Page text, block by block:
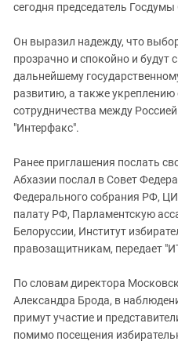
Чечня
Южный Кавказ
ЮФО
сегодня председатель
Он выразил надежду, что
прозрачно и спокойно и будут
дальнейшему
развитию, а также укреплению
сотрудничества между
"Интерфакс".
Ранее приглашения послать
Абхазии послал в Совет
Федерального собрания РФ,
палату РФ, Парламентскую
Белоруссии, Институт
правозащитникам, передает
По словам директора
Александра Брода, в
примут участие и
помимо посещения